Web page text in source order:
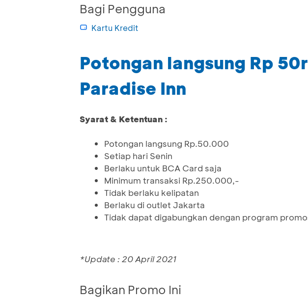
Bagi Pengguna
Kartu Kredit
Potongan langsung Rp
Paradise Inn
Syarat & Ketentuan :
Potongan langsung Rp.50.000
Setiap hari Senin
Berlaku untuk BCA Card saja
Minimum transaksi Rp.250.000,-
Tidak berlaku kelipatan
Berlaku di outlet Jakarta
Tidak dapat digabungkan dengan program
*Update : 20 April 2021
Bagikan Promo Ini